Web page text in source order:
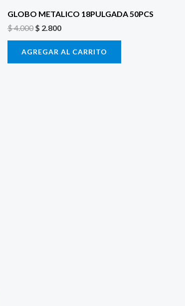
GLOBO METALICO 18PULGADA 50PCS
$4.000 $ 2.800
AGREGAR AL CARRITO